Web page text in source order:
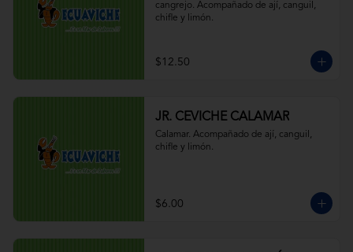
cangrejo. Acompañado de ají, canguil,
chifle y limón.
$12.50
JR. CEVICHE CALAMAR
Calamar. Acompañado de ají, canguil,
chifle y limón.
$6.00